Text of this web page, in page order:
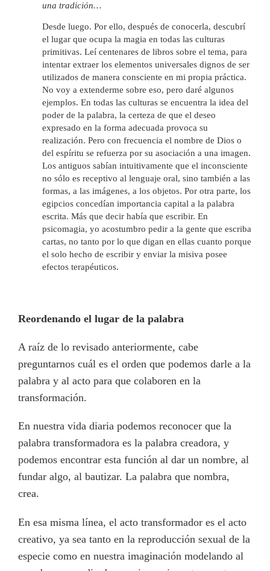
una tradición…
Desde luego. Por ello, después de conocerla, descubrí
el lugar que ocupa la magia en todas las culturas
primitivas. Leí centenares de libros sobre el tema, para
intentar extraer los elementos universales dignos de ser
utilizados de manera consciente en mi propia práctica.
No voy a extenderme sobre eso, pero daré algunos
ejemplos. En todas las culturas se encuentra la idea del
poder de la palabra, la certeza de que el deseo
expresado en la forma adecuada provoca su
realización. Pero con frecuencia el nombre de Dios o
del espíritu se refuerza por su asociación a una imagen.
Los antiguos sabían intuitivamente que el inconsciente
no sólo es receptivo al lenguaje oral, sino también a las
formas, a las imágenes, a los objetos. Por otra parte, los
egipcios concedían importancia capital a la palabra
escrita. Más que decir había que escribir. En
psicomagia, yo acostumbro pedir a la gente que escriba
cartas, no tanto por lo que digan en ellas cuanto porque
el solo hecho de escribir y enviar la misiva posee
efectos terapéuticos.
Reordenando el lugar de la palabra
A raíz de lo revisado anteriormente, cabe
preguntarnos cuál es el orden que podemos darle a la
palabra y al acto para que colaboren en la
transformación.
En nuestra vida diaria podemos reconocer que la
palabra transformadora es la palabra creadora, y
podemos encontrar esta función al dar un nombre, al
fundar algo, al bautizar. La palabra que nombra,
crea.
En esa misma línea, el acto transformador es el acto
creativo, ya sea tanto en la reproducción sexual de la
especie como en nuestra imaginación modelando al